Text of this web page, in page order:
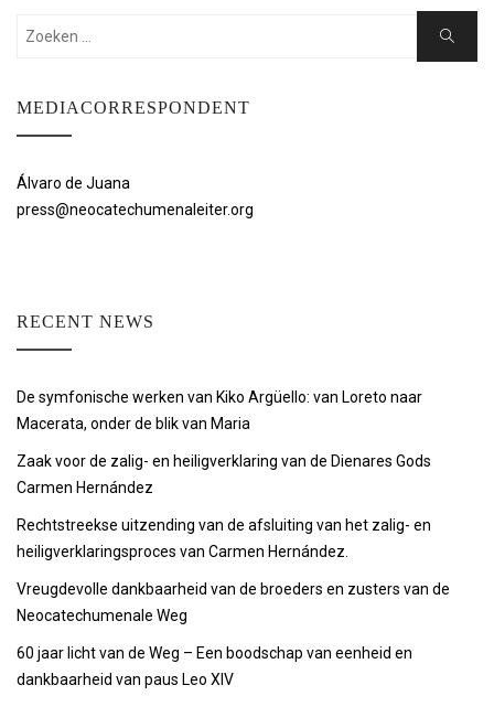
Zoeken:
Zoeken
MEDIACORRESPONDENT
Álvaro de Juana
press@neocatechumenaleiter.org
RECENT NEWS
De symfonische werken van Kiko Argüello: van Loreto naar
Macerata, onder de blik van Maria
Zaak voor de zalig- en heiligverklaring van de Dienares Gods
Carmen Hernández
Rechtstreekse uitzending van de afsluiting van het zalig- en
heiligverklaringsproces van Carmen Hernández.
Vreugdevolle dankbaarheid van de broeders en zusters van de
Neocatechumenale Weg
60 jaar licht van de Weg – Een boodschap van eenheid en
dankbaarheid van paus Leo XIV